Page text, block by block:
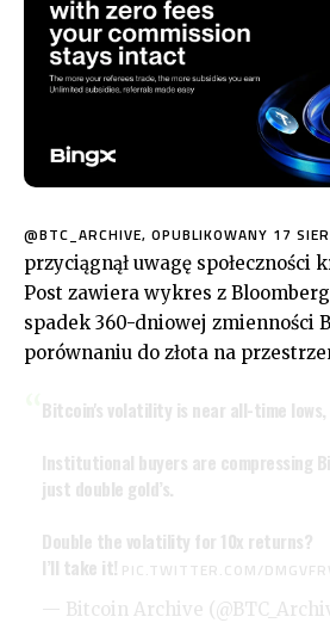
@BTC_ARCHIVE, OPUBLIKOWANY 17
przyciągnął uwagę społeczności
Post zawiera wykres z
spadek 360-dniowej zmienności
porównaniu do złota na
Bitcoin's volatility is near all-time lows,
Institutional buyers are compressing
just double gold’s.
Double the volatility for 10x returns?
I’ll take it! PIC.TWITTER.COM/
— Bitcoin Archive